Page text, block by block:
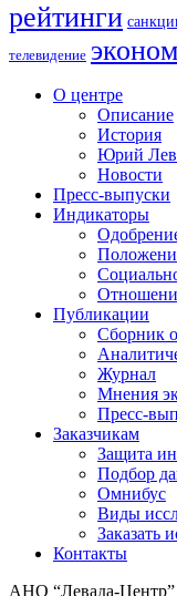
рейтинги
телевидение
О центре
Описание
История
Юрий
Новости
Пресс-выпуски
Индикаторы
Публикации
Сборник
Журнал
Мнения
Пресс-
Заказчикам
Защита
Подбор
Омнибус
Виды
Заказать
Контакты
АНО “Левада-Центр”